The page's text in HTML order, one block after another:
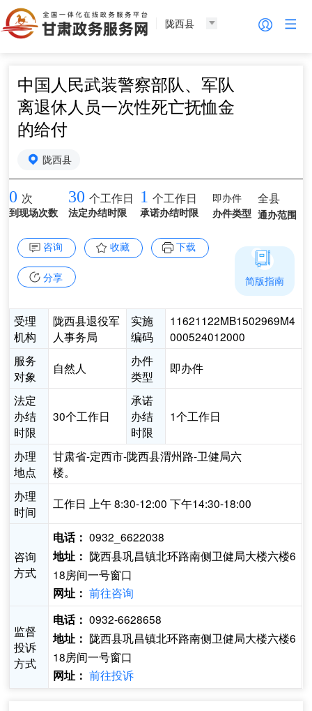
陇西县
中国人民武装警察部队、军队
离退休人员一次性死亡抚恤金
的给付
陇西县
0 次
到现场次数
30 个工作日
法定办结时限
1 个工作日
承诺办结时限
即办件
办件类型
全县
通办范围
咨询 收藏 下载
分享
受理
机构
陇西县退役军
人事务局
实施
编码
11621122MB1502969M4
000524012000
服务
对象
自然人
办件
类型
即办件
法定
办结
时限
30个工作日
承诺
办结
时限
1个工作日
办理
地点
甘肃省-定西市-陇西县渭州路-卫健局六
楼。
办理
时间
工作日 上午 8:30-12:00 下午14:30-18:00
咨询
方式
电话： 0932_6622038
地址： 陇西县巩昌镇北环路南侧卫健局大楼六楼6
18房间一号窗口
网址： 前往咨询
监督
投诉
方式
电话： 0932-6628658
地址： 陇西县巩昌镇北环路南侧卫健局大楼六楼6
18房间一号窗口
网址： 前往投诉
简版指南